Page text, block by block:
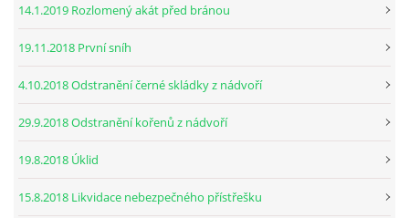
14.1.2019 Rozlomený akát před bránou
19.11.2018 První sníh
4.10.2018 Odstranění černé skládky z nádvoří
29.9.2018 Odstranění kořenů z nádvoří
19.8.2018 Úklid
15.8.2018 Likvidace nebezpečného přístřešku